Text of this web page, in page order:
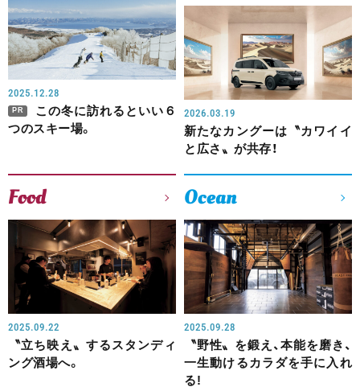
2025.12.28
PR
この冬に訪れるといい６
つのスキー場。
2026.03.19
新たなカングーは〝カワイイ
と広さ〟が共存！
Food
2025.09.22
〝立ち映え〟するスタンディ
ング酒場へ。
Ocean
2025.09.28
〝野性〟を鍛え、本能を磨き、
一生動けるカラダを手に入れ
る!